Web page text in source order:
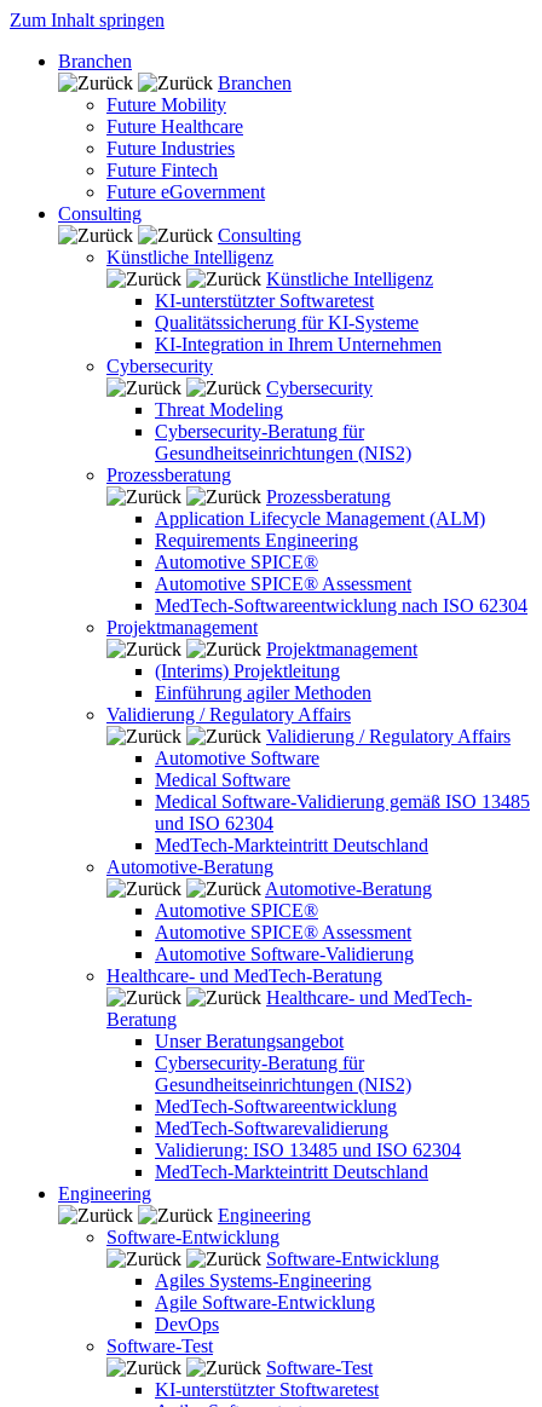
Zum Inhalt springen
Branchen
Branchen
Future Mobility
Future Healthcare
Future Industries
Future Fintech
Future eGovernment
Consulting
Consulting
Künstliche Intelligenz
Künstliche Intelligenz
KI-unterstützter Softwaretest
Qualitätssicherung für KI-Systeme
KI-Integration in Ihrem Unternehmen
Cybersecurity
Cybersecurity
Threat Modeling
Cybersecurity-Beratung für
Gesundheitseinrichtungen (NIS2)
Prozessberatung
Prozessberatung
Application Lifecycle Management (ALM)
Requirements Engineering
Automotive SPICE®
Automotive SPICE® Assessment
MedTech-Softwareentwicklung nach ISO 62304
Projektmanagement
Projektmanagement
(Interims) Projektleitung
Einführung agiler Methoden
Validierung / Regulatory Affairs
Validierung / Regulatory Affairs
Automotive Software
Medical Software
Medical Software-Validierung gemäß ISO 13485
und ISO 62304
MedTech-Markteintritt Deutschland
Automotive-Beratung
Automotive-Beratung
Automotive SPICE®
Automotive SPICE® Assessment
Automotive Software-Validierung
Healthcare- und MedTech-Beratung
Healthcare- und MedTech-
Beratung
Unser Beratungsangebot
Cybersecurity-Beratung für
Gesundheitseinrichtungen (NIS2)
MedTech-Softwareentwicklung
MedTech-Softwarevalidierung
Validierung: ISO 13485 und ISO 62304
MedTech-Markteintritt Deutschland
Engineering
Engineering
Software-Entwicklung
Software-Entwicklung
Agiles Systems-Engineering
Agile Software-Entwicklung
DevOps
Software-Test
Software-Test
KI-unterstützter Stoftwaretest